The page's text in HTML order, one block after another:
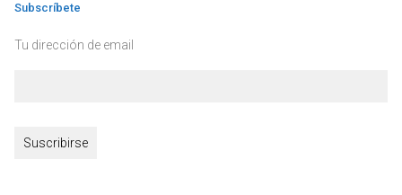
Subscríbete
Tu dirección de email